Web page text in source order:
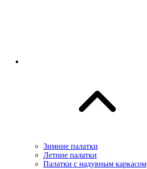
Зимние палатки
Летние палатки
Палатки с надувным каркасом